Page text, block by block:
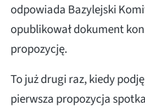
odpowiada Bazylejski
opublikował dokument
propozycję.
To już drugi raz, kiedy
pierwsza propozycja